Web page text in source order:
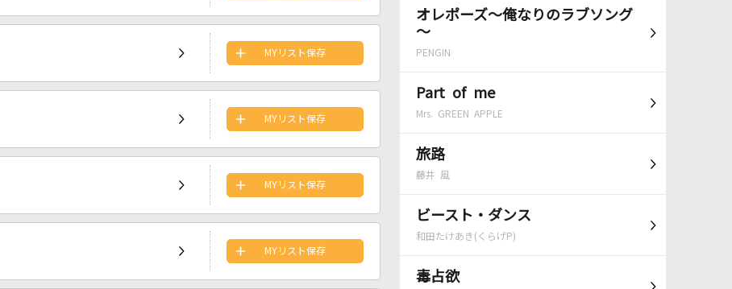
オレポーズ～俺なりのラブソング
～
PENGIN
Part of me
Mrs. GREEN APPLE
旅路
藤井 風
ビースト・ダンス
和田たけあき(くらげP)
毒占欲
MYリスト保存
MYリスト保存
MYリスト保存
MYリスト保存